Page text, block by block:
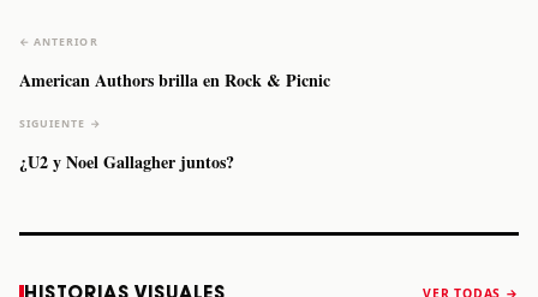
← ANTERIOR
American Authors brilla en Rock & Picnic
SIGUIENTE →
¿U2 y Noel Gallagher juntos?
VER TODAS →